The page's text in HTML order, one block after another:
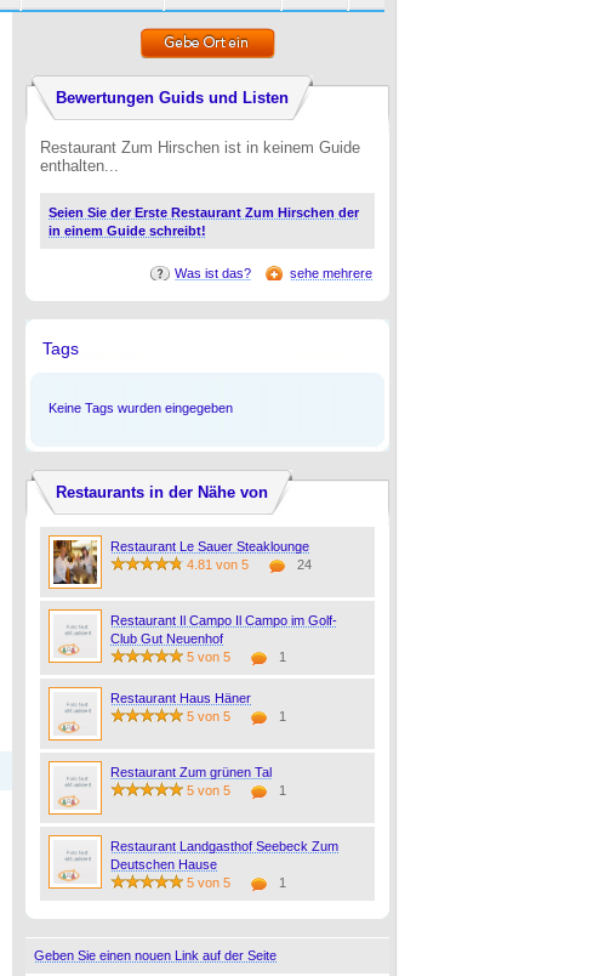
Bewertungen Guids und Listen
Restaurant Zum Hirschen ist in keinem Guide
enthalten...
Seien Sie der Erste Restaurant Zum Hirschen der
in einem Guide schreibt!
Was ist das? sehe mehrere
Tags
Keine Tags wurden eingegeben
Restaurants in der Nähe von
Restaurant Le Sauer Steaklounge
4.81 von 5
24
Restaurant Il Campo Il Campo im Golf-
Club Gut Neuenhof
5 von 5
1
Restaurant Haus Häner
5 von 5
1
Restaurant Zum grünen Tal
5 von 5
1
Restaurant Landgasthof Seebeck Zum
Deutschen Hause
5 von 5
1
Geben Sie einen nouen Link auf der Seite